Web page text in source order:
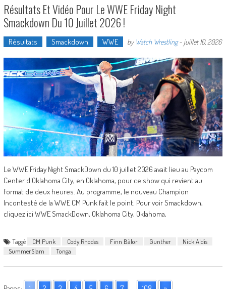
Résultats Et Vidéo Pour Le WWE Friday Night
Smackdown Du 10 Juillet 2026 !
Résultats Smackdown WWE by Watch Wrestling- juillet 10, 2026
Le WWE Friday Night SmackDown du 10 juillet 2026 avait lieu au Paycom
Center d'Oklahoma City, en Oklahoma, pour ce show qui revient au
format de deux heures. Au programme, le nouveau Champion
Incontesté de la WWE CM Punk fait le point. Pour voir Smackdown,
cliquez ici WWE SmackDown, Oklahoma City, Oklahoma,
Taggé CM Punk Cody Rhodes Finn Bàlor Gunther
Nick Aldis
SummerSlam
Tonga